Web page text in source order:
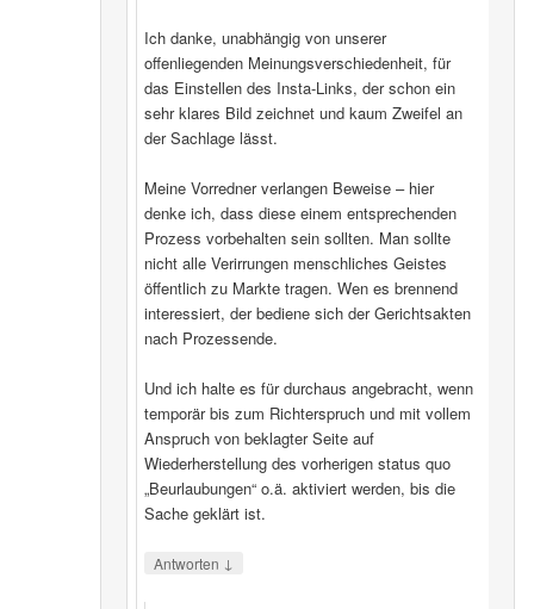
Ich danke, unabhängig von unserer
offenliegenden Meinungsverschiedenheit, für
das Einstellen des Insta-Links, der schon ein
sehr klares Bild zeichnet und kaum Zweifel an
der Sachlage lässt.
Meine Vorredner verlangen Beweise – hier
denke ich, dass diese einem entsprechenden
Prozess vorbehalten sein sollten. Man sollte
nicht alle Verirrungen menschliches Geistes
öffentlich zu Markte tragen. Wen es brennend
interessiert, der bediene sich der Gerichtsakten
nach Prozessende.
Und ich halte es für durchaus angebracht, wenn
temporär bis zum Richterspruch und mit vollem
Anspruch von beklagter Seite auf
Wiederherstellung des vorherigen status quo
„Beurlaubungen“ o.ä. aktiviert werden, bis die
Sache geklärt ist.
Antworten ↓